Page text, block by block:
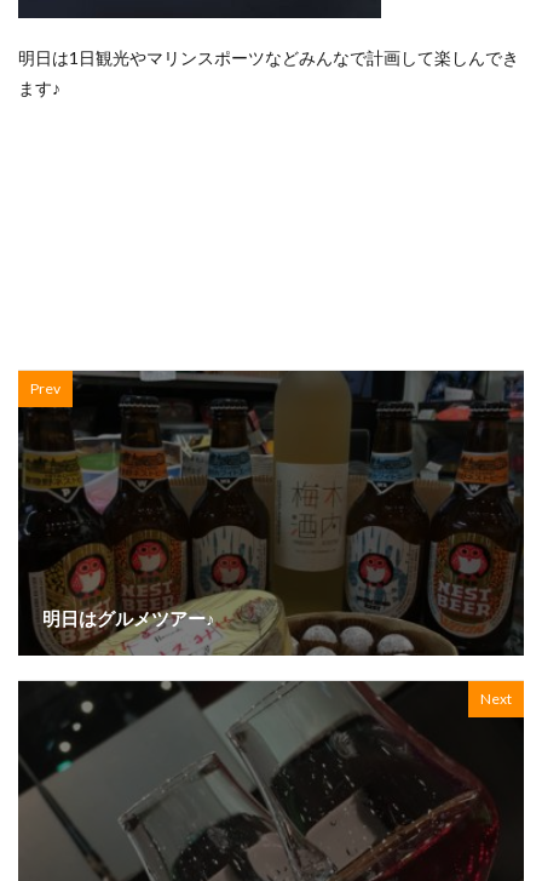
明日は1日観光やマリンスポーツなどみんなで計画して楽しんでき
ます♪
Prev
明日はグルメツアー♪
Next